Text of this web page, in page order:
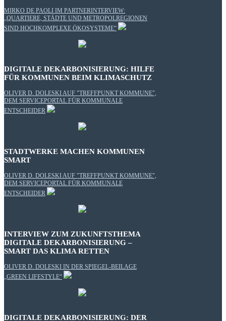
MIRKO DE PAOLI IM PARTNERINTERVIEW:
„QUARTIERE, STÄDTE UND METROPOLREGIONEN
SIND HOCHKOMPLEXE ÖKOSYSTEME“
DIGITALE DEKARBONISIERUNG: HILFE
FÜR KOMMUNEN BEIM KLIMASCHUTZ
OLIVER D. DOLESKI AUF "TREFFPUNKT KOMMUNE",
DEM SERVICEPORTAL FÜR KOMMUNALE
ENTSCHEIDER
STADTWERKE MACHEN KOMMUNEN
SMART
OLIVER D. DOLESKI AUF "TREFFPUNKT KOMMUNE",
DEM SERVICEPORTAL FÜR KOMMUNALE
ENTSCHEIDER
INTERVIEW ZUM ZUKUNFTSTHEMA
DIGITALE DEKARBONISIERUNG –
SMART DAS KLIMA RETTEN
OLIVER D. DOLESKI IN DER SPIEGEL-BEILAGE
„GREEN LIFESTYLE“
DIGITALE DEKARBONISIERUNG: DER